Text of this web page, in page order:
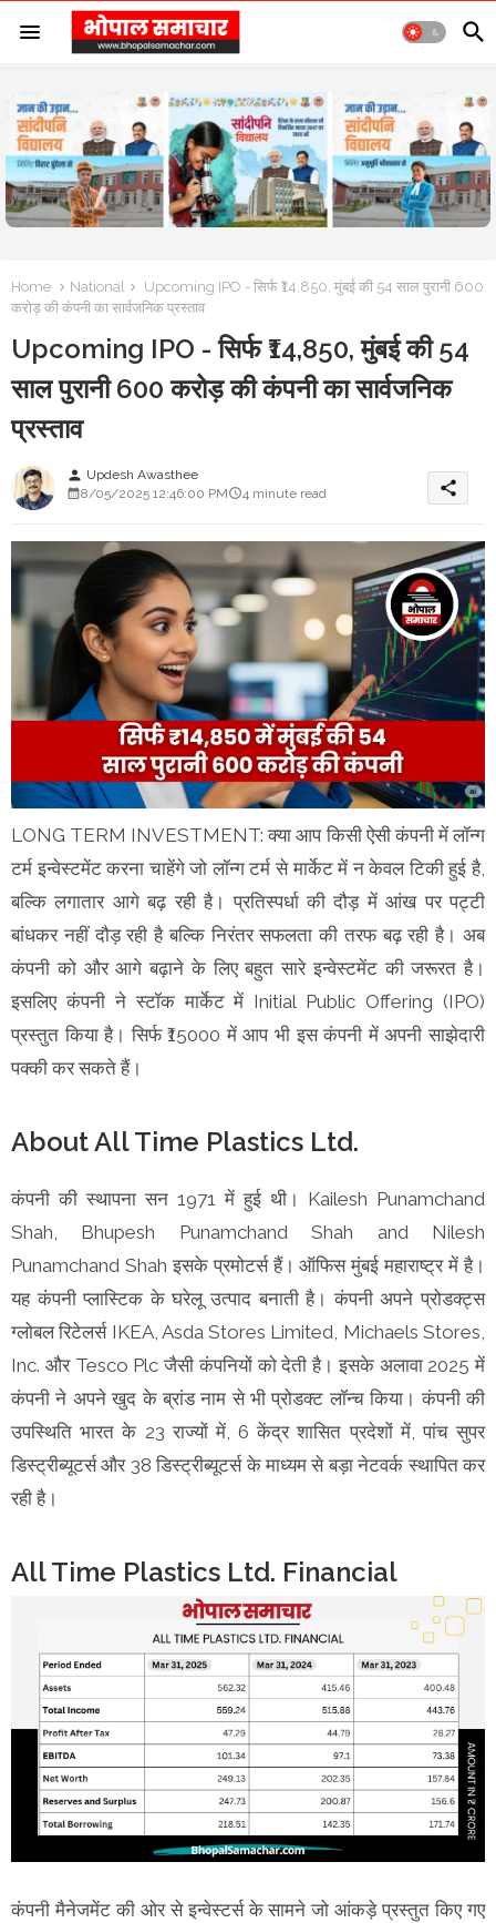
Home National
Upcoming IPO - सिर्फ ₹14,850, मुंबई की 54 साल पुरानी 600
करोड़ की कंपनी का सार्वजनिक प्रस्ताव
Upcoming IPO - सिर्फ ₹14,850, मुंबई की 54
साल पुरानी 600 करोड़ की कंपनी का सार्वजनिक
प्रस्ताव
person Updesh Awasthee
8/05/2025 12:46:00 PM
4 minute read share
LONG TERM INVESTMENT: क्या आप किसी ऐसी कंपनी में लॉन्ग
टर्म इन्वेस्टमेंट करना चाहेंगे जो लॉन्ग टर्म से मार्केट में न केवल टिकी हुई है,
बल्कि लगातार आगे बढ़ रही है। प्रतिस्पर्धा की दौड़ में आंख पर पट्टी
बांधकर नहीं दौड़ रही है बल्कि निरंतर सफलता की तरफ बढ़ रही है। अब
कंपनी को और आगे बढ़ाने के लिए बहुत सारे इन्वेस्टमेंट की जरूरत है।
इसलिए कंपनी ने स्टॉक मार्केट में Initial Public Offering (IPO)
प्रस्तुत किया है। सिर्फ ₹15000 में आप भी इस कंपनी में अपनी साझेदारी
पक्की कर सकते हैं।
About All Time Plastics Ltd.
कंपनी की स्थापना सन 1971 में हुई थी। Kailesh Punamchand
Shah, Bhupesh Punamchand Shah and Nilesh
Punamchand Shah इसके प्रमोटर्स हैं। ऑफिस मुंबई महाराष्ट्र में है।
यह कंपनी प्लास्टिक के घरेलू उत्पाद बनाती है। कंपनी अपने प्रोडक्ट्स
ग्लोबल रिटेलर्स IKEA, Asda Stores Limited, Michaels Stores,
Inc. और Tesco Plc जैसी कंपनियों को देती है। इसके अलावा 2025 में
कंपनी ने अपने खुद के ब्रांड नाम से भी प्रोडक्ट लॉन्च किया। कंपनी की
उपस्थिति भारत के 23 राज्यों में, 6 केंद्र शासित प्रदेशों में, पांच सुपर
डिस्ट्रीब्यूटर्स और 38 डिस्ट्रीब्यूटर्स के माध्यम से बड़ा नेटवर्क स्थापित कर
रही है।
All Time Plastics Ltd. Financial
कंपनी मैनेजमेंट की ओर से इन्वेस्टर्स के सामने जो आंकड़े प्रस्तुत किए गए